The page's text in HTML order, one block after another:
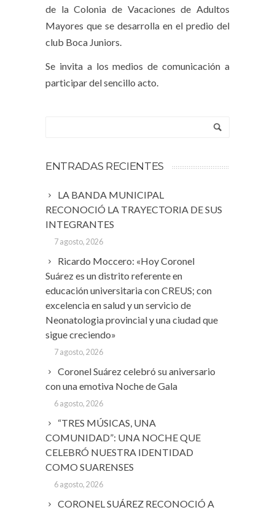
de la Colonia de Vacaciones de Adultos
Mayores que se desarrolla en el predio del
club Boca Juniors.
Se invita a los medios de comunicación a
participar del sencillo acto.
ENTRADAS RECIENTES
LA BANDA MUNICIPAL
RECONOCIÓ LA TRAYECTORIA DE SUS
INTEGRANTES
7 agosto, 2026
Ricardo Moccero: «Hoy Coronel
Suárez es un distrito referente en
educación universitaria con CREUS; con
excelencia en salud y un servicio de
Neonatologia provincial y una ciudad que
sigue creciendo»
7 agosto, 2026
Coronel Suárez celebró su aniversario
con una emotiva Noche de Gala
6 agosto, 2026
“TRES MÚSICAS, UNA
COMUNIDAD”: UNA NOCHE QUE
CELEBRÓ NUESTRA IDENTIDAD
COMO SUARENSES
6 agosto, 2026
CORONEL SUÁREZ RECONOCIÓ A